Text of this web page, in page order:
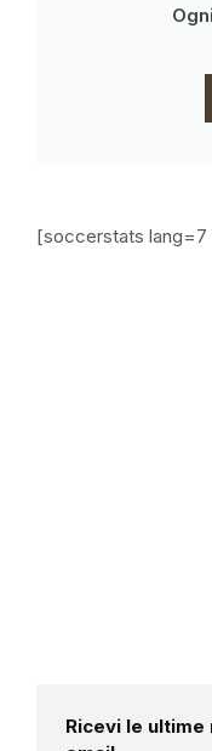
[soccerstats lang=7
Ricevi le